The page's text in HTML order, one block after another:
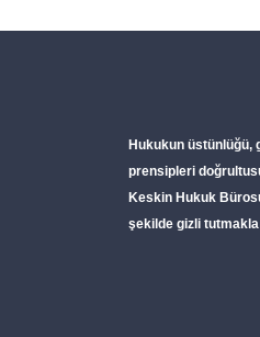
Hukukun üstünlüğü,
prensipleri
Keskin Hukuk
şekilde gizli